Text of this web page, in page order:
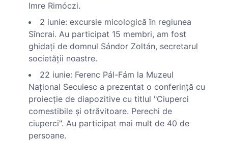
Imre Rimóczi.
2 iunie: excursie micologică în regiunea
Sîncrai. Au participat 15 membri, am fost
ghidaţi de domnul Sándor Zoltán, secretarul
societăţii noastre.
22 iunie: Ferenc Pál-Fám la Muzeul
Naţional Secuiesc a prezentat o conferinţă cu
proiecţie de diapozitive cu titlul "Ciuperci
comestibile şi otrăvitoare. Perechi de
ciuperci". Au participat mai mult de 40 de
persoane.